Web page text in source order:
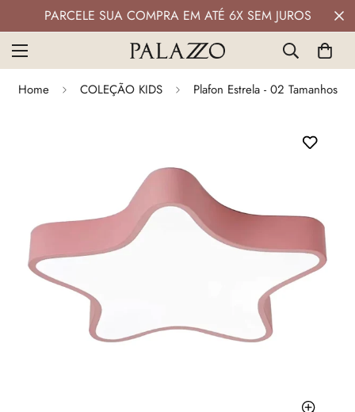
6X SEM JUROS PIX COM 5% DE
Home COLEÇÃO KIDS Plafon Estrela - 02 Tamanhos